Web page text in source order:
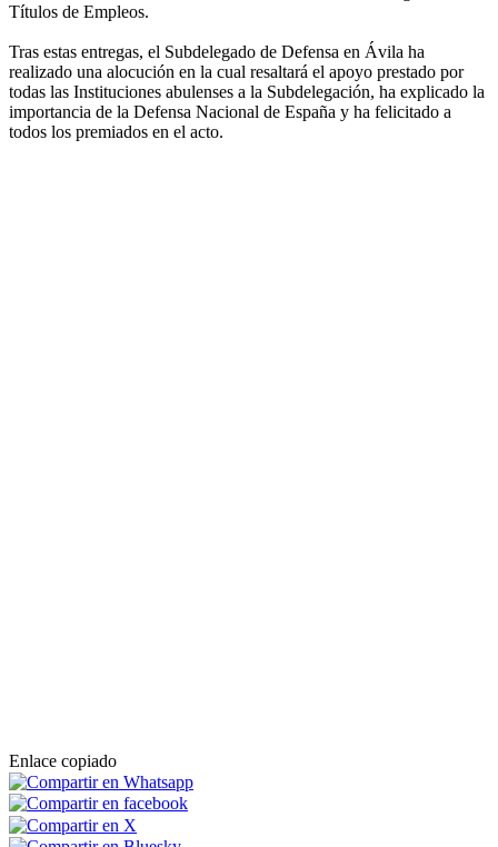
Títulos de Empleos.
Tras estas entregas, el Subdelegado de Defensa en Ávila ha
realizado una alocución en la cual resaltará el apoyo prestado por
todas las Instituciones abulenses a la Subdelegación, ha explicado la
importancia de la Defensa Nacional de España y ha felicitado a
todos los premiados en el acto.
Enlace copiado